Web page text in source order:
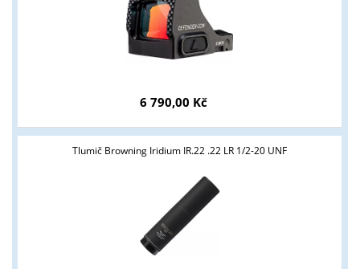
6 790,00 Kč
Tlumič Browning Iridium IR.22 .22 LR 1/2-20 UNF
Tyto stránky jsou určeny pouze odborné veřejnosti od 18 let a
podnikatelům v oblasti zbraně a střelivo. Splňujete tyto
ANO NE